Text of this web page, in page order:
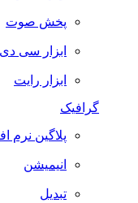
پخش صوت
ابزار سی دی
ابزار رایت
گرافیک
پلاگین نرم افزارها
انیمیشن
تبدیل